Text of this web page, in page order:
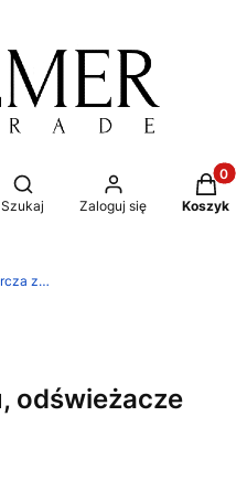
Otwórz wyszukiwarkę
Szukaj Zaloguj się Koszyk
odświeżacze